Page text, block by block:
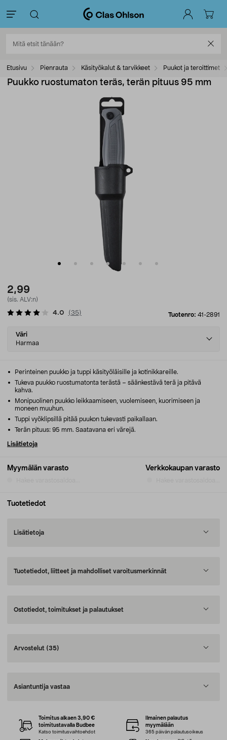
Etusivu Pienrauta Käsityökalut & tarvikkeet Puukot ja teroittimet
Puukko ruostumaton teräs, terän pituus 95 mm
2,99
(sis. ALV:n)
Tuotenro: 41-2891
4.0 (35)
Select
variant
Väri
Harmaa
Myymälän varasto Verkkokaupan varasto
Perinteinen puukko ja tuppi käsityöläisille ja kotinikkareille.
Tukeva puukko ruostumatonta terästä – säänkestävä terä ja pitävä
kahva.
Monipuolinen puukko leikkaamiseen, vuolemiseen, kuorimiseen ja
moneen muuhun.
Tuppi vyöklipsillä pitää puukon tukevasti paikallaan.
Terän pituus: 95 mm. Saatavana eri värejä.
Lisätietoja
Tuotetiedot
Lisätietoja
Tuotetiedot, liitteet ja mahdolliset varoitusmerkinnät
Ostotiedot, toimitukset ja palautukset
Arvostelut (35)
Asiantuntija vastaa
Toimitus alkaen 3,90 €
toimitustavalla Budbee
Katso toimitusvaihtoehdot
Ilmainen palautus
myymälään
365 päivän palautusoikeus